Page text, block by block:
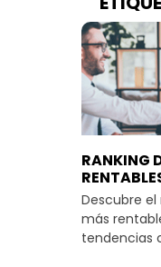
RANKING
Descubre el
más
tendencias